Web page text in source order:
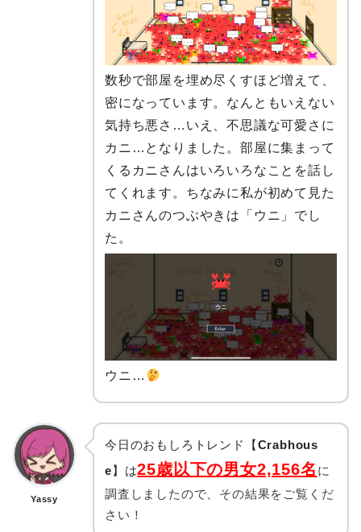
数秒で部屋を埋め尽くすほど増えて、
密になっています。なんともいえない
気持ち悪さ…いえ、不思議な可愛さに
カニ…となりました。部屋に集まって
くるカニさんはいろいろなことを話し
てくれます。ちなみに私が初めて見た
カニさんのつぶやきは「ウニ」でし
た。
ウニ…
Yassy
今日のおもしろトレンド【Crabhous
e】は25歳以下の男女2,156名 に
調査しましたので、その結果をご覧くだ
さい！